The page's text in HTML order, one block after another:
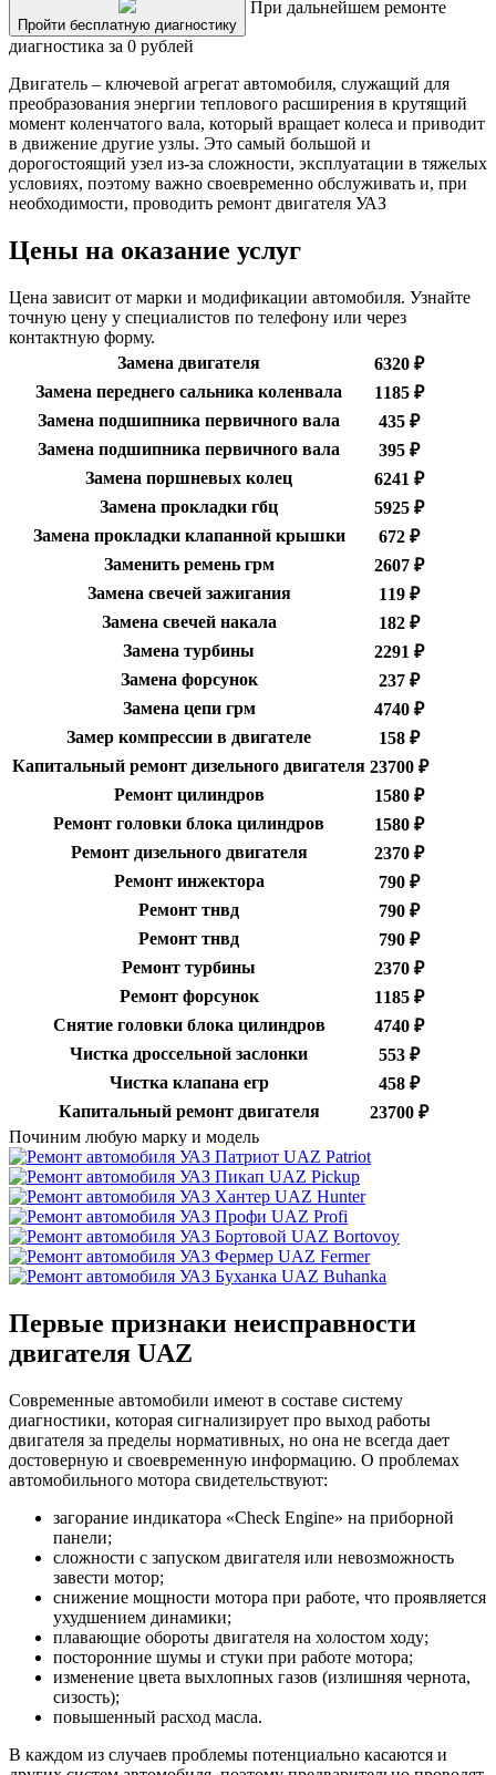
Пройти бесплатную диагностику
При дальнейшем ремонте
диагностика за 0 рублей
Двигатель – ключевой агрегат автомобиля, служащий для
преобразования энергии теплового расширения в крутящий
момент коленчатого вала, который вращает колеса и приводит
в движение другие узлы. Это самый большой и
дорогостоящий узел из-за сложности, эксплуатации в тяжелых
условиях, поэтому важно своевременно обслуживать и, при
необходимости, проводить ремонт двигателя УАЗ
Цены на оказание услуг
Цена зависит от марки и модификации автомобиля. Узнайте
точную цену у специалистов по телефону или через
контактную форму.
Замена двигателя
6320 ₽
Замена переднего сальника коленвала
1185 ₽
Замена подшипника первичного вала
435 ₽
Замена подшипника первичного вала
395 ₽
Замена поршневых колец
6241 ₽
Замена прокладки гбц
5925 ₽
Замена прокладки клапанной крышки
672 ₽
Заменить ремень грм
2607 ₽
Замена свечей зажигания
119 ₽
Замена свечей накала
182 ₽
Замена турбины
2291 ₽
Замена форсунок
237 ₽
Замена цепи грм
4740 ₽
Замер компрессии в двигателе
158 ₽
Капитальный ремонт дизельного двигателя 23700 ₽
Ремонт цилиндров
1580 ₽
Ремонт головки блока цилиндров
1580 ₽
Ремонт дизельного двигателя
2370 ₽
Ремонт инжектора
790 ₽
Ремонт тнвд
790 ₽
Ремонт тнвд
790 ₽
Ремонт турбины
2370 ₽
Ремонт форсунок
1185 ₽
Снятие головки блока цилиндров
4740 ₽
Чистка дроссельной заслонки
553 ₽
Чистка клапана егр
458 ₽
Капитальный ремонт двигателя
23700 ₽
Починим любую марку и модель
UAZ Patriot
UAZ Pickup
UAZ Hunter
UAZ Profi
UAZ Bortovoy
UAZ Fermer
UAZ Buhanka
Первые признаки неисправности
двигателя UAZ
Современные автомобили имеют в составе систему
диагностики, которая сигнализирует про выход работы
двигателя за пределы нормативных, но она не всегда дает
достоверную и своевременную информацию. О проблемах
автомобильного мотора свидетельствуют:
загорание индикатора «Check Engine» на приборной
панели;
сложности с запуском двигателя или невозможность
завести мотор;
снижение мощности мотора при работе, что проявляется
ухудшением динамики;
плавающие обороты двигателя на холостом ходу;
посторонние шумы и стуки при работе мотора;
изменение цвета выхлопных газов (излишняя чернота,
сизость);
повышенный расход масла.
В каждом из случаев проблемы потенциально касаются и